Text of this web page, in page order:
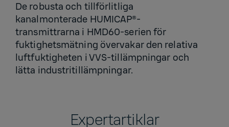
De robusta och tillförlitliga
kanalmonterade HUMICAP®-
transmittrarna i HMD60-serien för
fuktighetsmätning övervakar den relativa
luftfuktigheten i VVS-tillämpningar och
lätta industritillämpningar.
Expertartiklar